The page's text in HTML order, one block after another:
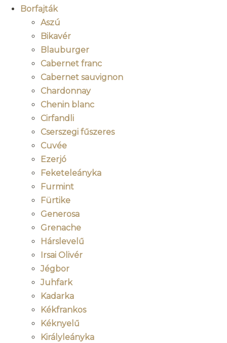
Borfajták
Aszú
Bikavér
Blauburger
Cabernet franc
Cabernet sauvignon
Chardonnay
Chenin blanc
Cirfandli
Cserszegi fűszeres
Cuvée
Ezerjó
Feketeleányka
Furmint
Fürtike
Generosa
Grenache
Hárslevelű
Irsai Olivér
Jégbor
Juhfark
Kadarka
Kékfrankos
Kéknyelű
Királyleányka